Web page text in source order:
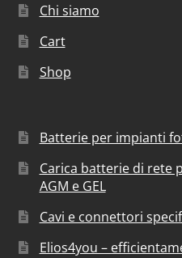
Chi siamo
Cart
Shop
Batterie per impianti
Carica batterie di rete
AGM e GEL
Cavi e connettori
Elios4you –